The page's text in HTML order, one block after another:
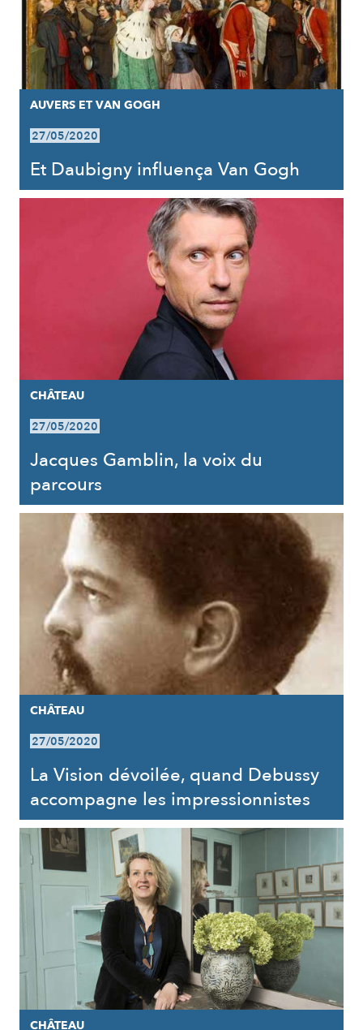
AUVERS ET VAN GOGH
27/05/2020
Et Daubigny influença Van Gogh
CHÂTEAU
27/05/2020
Jacques Gamblin, la voix du
parcours
CHÂTEAU
27/05/2020
La Vision dévoilée, quand Debussy
accompagne les impressionnistes
CHÂTEAU